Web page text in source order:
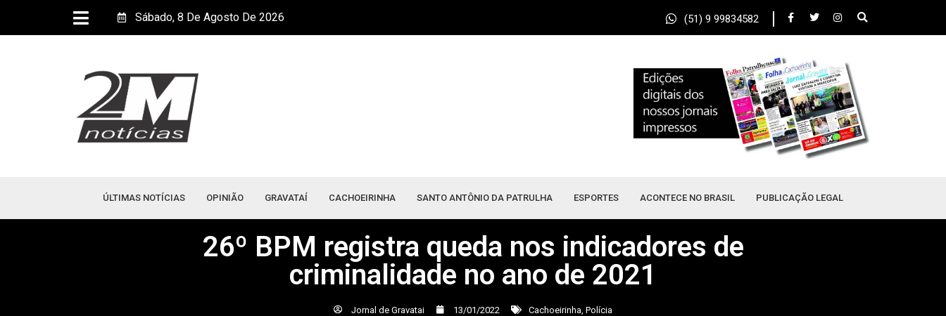
Sábado, 8 De Agosto De 2026 (51) 9 99834582
ÚLTIMAS NOTÍCIAS OPINIÃO GRAVATAÍ CACHOEIRINHA SANTO ANTÔNIO DA PATRULHA ESPORTES ACONTECE NO BRASIL PUBLICAÇÃO LEGAL
26º BPM registra queda nos indicadores de
criminalidade no ano de 2021
Jornal de Gravatai 13/01/2022 Cachoeirinha Polícia